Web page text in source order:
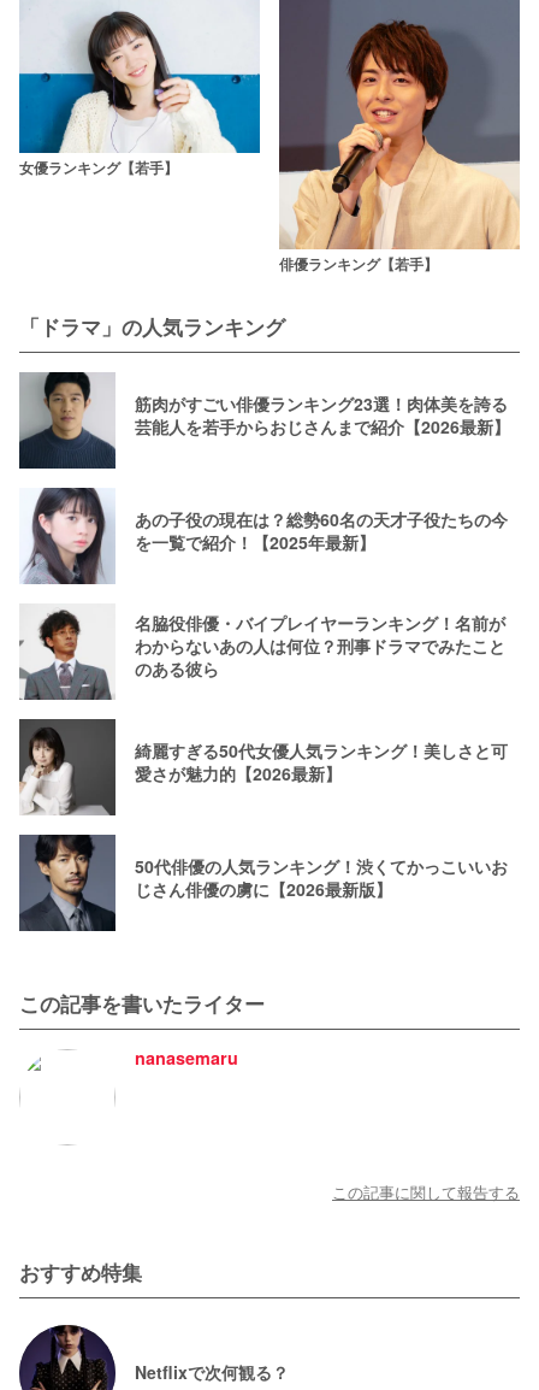
女優ランキング【若手】
俳優ランキング【若手】
「ドラマ」の人気ランキング
筋肉がすごい俳優ランキング23選！肉体美を誇る
芸能人を若手からおじさんまで紹介【2026最新】
あの子役の現在は？総勢60名の天才子役たちの今
を一覧で紹介！【2025年最新】
名脇役俳優・バイプレイヤーランキング！名前が
わからないあの人は何位？刑事ドラマでみたこと
のある彼ら
綺麗すぎる50代女優人気ランキング！美しさと可
愛さが魅力的【2026最新】
50代俳優の人気ランキング！渋くてかっこいいお
じさん俳優の虜に【2026最新版】
この記事を書いたライター
nanasemaru
この記事に関して報告する
おすすめ特集
Netflixで次何観る？